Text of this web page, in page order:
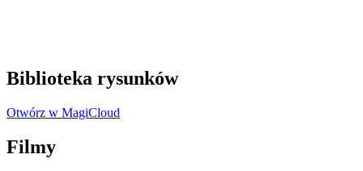
Biblioteka rysunków
Otwórz w MagiCloud
Filmy